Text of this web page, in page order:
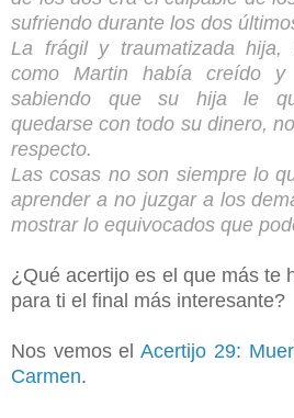
sufriendo durante los dos
La frágil y traumatizada
como Martin había creído y
sabiendo que su hija le
quedarse con todo su dinero,
respecto.
Las cosas no son siempre lo
aprender a no juzgar a los
mostrar lo equivocados que
¿Qué acertijo es el que más te
para ti el final más interesante?
Nos vemos elAcertijo 29:
Carmen.